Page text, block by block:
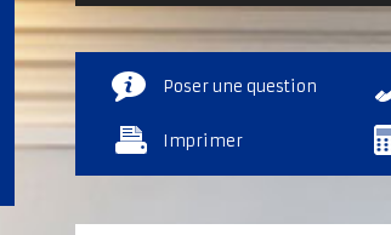
Poser une question
Imprimer